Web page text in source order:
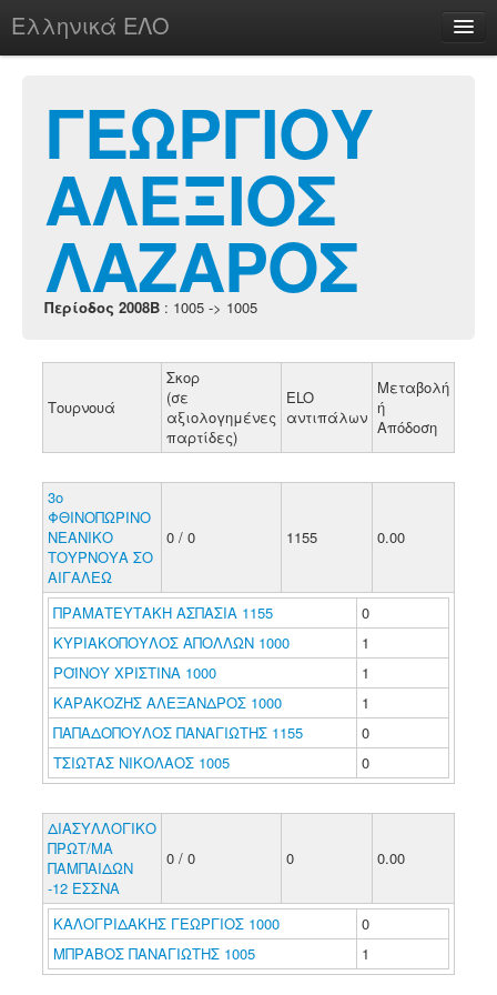
Ελληνικά ΕΛΟ
chesstu.be @ discord
Login
ΓΕΩΡΓΙΟΥ
ΑΛΕΞΙΟΣ
ΛΑΖΑΡΟΣ
Περίοδος 2008B : 1005 -> 1005
Τουρνουά
Σκορ
(σε
αξιολογημένες
παρτίδες)
ELO
αντιπάλων
Μεταβολή
ή
Απόδοση
3ο
ΦΘΙΝΟΠΩΡΙΝΟ
ΝΕΑΝΙΚΟ
ΤΟΥΡΝΟΥΑ ΣΟ
ΑΙΓΑΛΕΩ
0 / 0 1155 0.00
ΠΡΑΜΑΤΕΥΤΑΚΗ ΑΣΠΑΣΙΑ 1155
0
ΚΥΡΙΑΚΟΠΟΥΛΟΣ ΑΠΟΛΛΩΝ 1000
1
ΡΟΪΝΟΥ ΧΡΙΣΤΙΝΑ 1000
1
ΚΑΡΑΚΟΖΗΣ ΑΛΕΞΑΝΔΡΟΣ 1000
1
ΠΑΠΑΔΟΠΟΥΛΟΣ ΠΑΝΑΓΙΩΤΗΣ 1155
0
ΤΣΙΩΤΑΣ ΝΙΚΟΛΑΟΣ 1005
0
ΔΙΑΣΥΛΛΟΓΙΚΟ
ΠΡΩΤ/ΜΑ
ΠΑΜΠΑΙΔΩΝ
-12 ΕΣΣΝΑ
0 / 0 0 0.00
ΚΑΛΟΓΡΙΔΑΚΗΣ ΓΕΩΡΓΙΟΣ 1000
0
ΜΠΡΑΒΟΣ ΠΑΝΑΓΙΩΤΗΣ 1005
1